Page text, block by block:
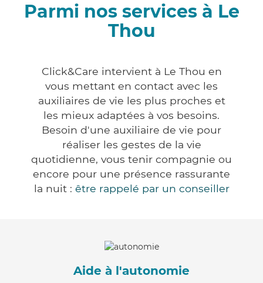
Parmi nos services à Le
Thou
Click&Care intervient à Le Thou en
vous mettant en contact avec les
auxiliaires de vie les plus proches et
les mieux adaptées à vos besoins.
Besoin d'une auxiliaire de vie pour
réaliser les gestes de la vie
quotidienne, vous tenir compagnie ou
encore pour une présence rassurante
la nuit : être rappelé par un conseiller
Aide à l'autonomie